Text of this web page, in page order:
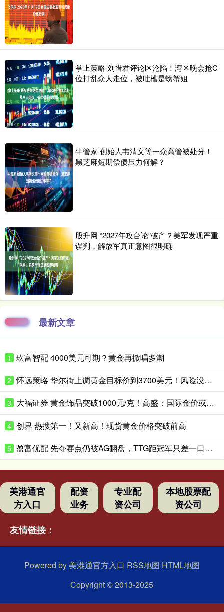
掌上策略 刘惜君评论区沦陷！湾区晚会抢C
位打乱众人走位，被吐槽是螃蟹姐
牛管家 创始人韦清文等一众高管被处分！
黑芝麻短期偿债压力何解？
股升网 “2027年攻台论”破产？美军发现严重
误判，解放军真正意图很明确
最新文章
1 玖富智配 4000美元可期？黄金再掀唱多潮
2 怀远策略 华尔街上调黄金目标价到3700美元！风险没这么快消停
3 大福证券 黄金饰品突破1000元/克！高盛：国际金价或升破4200美元/盎司！
4 创界 热搜第一！又新高！现货黄金价格突破前高
5 盈富优配 先夺赛点仍被AG翻盘，TTG距冠军只差一口气？_Ming_决赛_Fly
美港通官
方入口
配资
业务
专业配
资公司
本地股票配
资公司
友情链接：
Powered by 美港通官方入口 RSS地图 HTML地图
Copyright© 2013-2025